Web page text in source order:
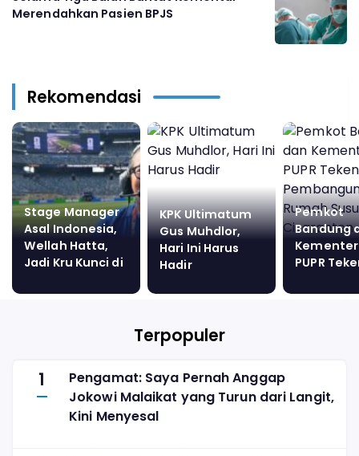
Merendahkan Pasien BPJS
Rekomendasi
Stage Manager
Asal Indonesia,
Wellah Hatta,
Jadi Kru Kunci di
Kemegahan
KPK Ultimatum
Gus Muhdlor,
Hari Ini Harus
Hadir
Pemkot
Bandung
PUPR
Rumah
Terpopuler
1
Pengamat: Saya Pernah Anggap
Jokowi Malaikat yang Turun dari Langit,
Kini Menyesal